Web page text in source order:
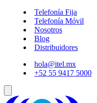
Telefonía Fija
Telefonía Móvil
Nosotros
Blog
Distribuidores
hola@itel.mx
+52 55 9417 5000